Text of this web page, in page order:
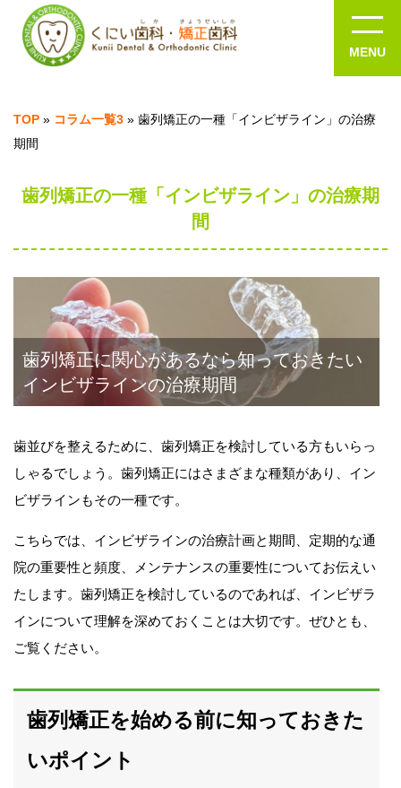
TOP » コラム一覧3 »歯列矯正の一種「インビザライン」の治療
期間
歯列矯正の一種「インビザライン」の治療期
間
歯列矯正に関心があるなら知っておきたい
インビザラインの治療期間
歯並びを整えるために、歯列矯正を検討している方もいらっ
しゃるでしょう。歯列矯正にはさまざまな種類があり、イン
ビザラインもその一種です。
こちらでは、インビザラインの治療計画と期間、定期的な通
院の重要性と頻度、メンテナンスの重要性についてお伝えい
たします。歯列矯正を検討しているのであれば、インビザラ
インについて理解を深めておくことは大切です。ぜひとも、
ご覧ください。
歯列矯正を始める前に知っておきた
いポイント